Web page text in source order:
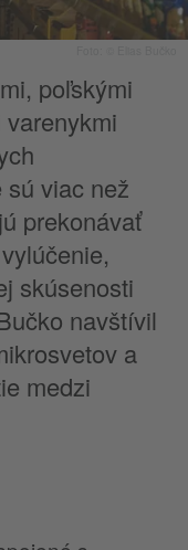
poľskými
sú viac než
prekonávať
skúsenosti
navštívil
a
medzi